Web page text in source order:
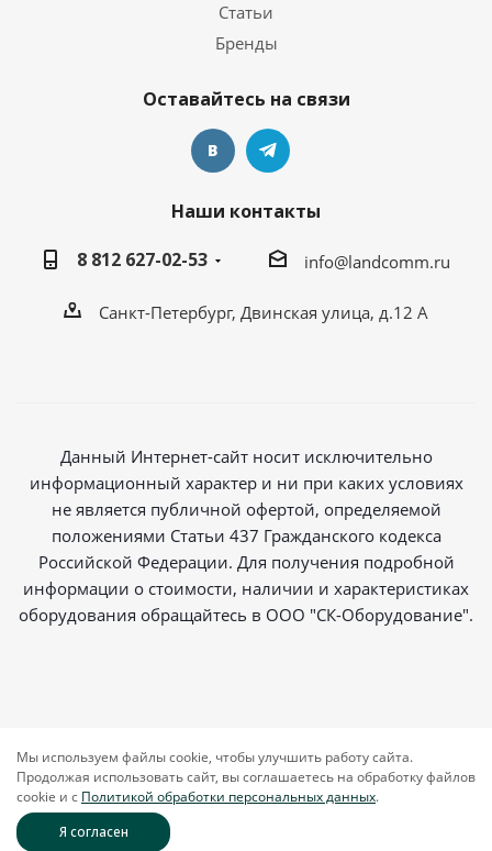
Статьи
Бренды
Оставайтесь на связи
Наши контакты
8 812 627-02-53
info@landcomm.ru
Санкт-Петербург, Двинская улица, д.12 А
Данный Интернет-сайт носит исключительно
информационный характер и ни при каких условиях
не является публичной офертой, определяемой
положениями Статьи 437 Гражданского кодекса
Российской Федерации. Для получения подробной
информации о стоимости, наличии и характеристиках
оборудования обращайтесь в ООО "СК-Оборудование".
Мы используем файлы cookie, чтобы улучшить работу сайта.
Продолжая использовать сайт, вы соглашаетесь на обработку файлов
cookie и c Политикой обработки персональных данных.
Я согласен